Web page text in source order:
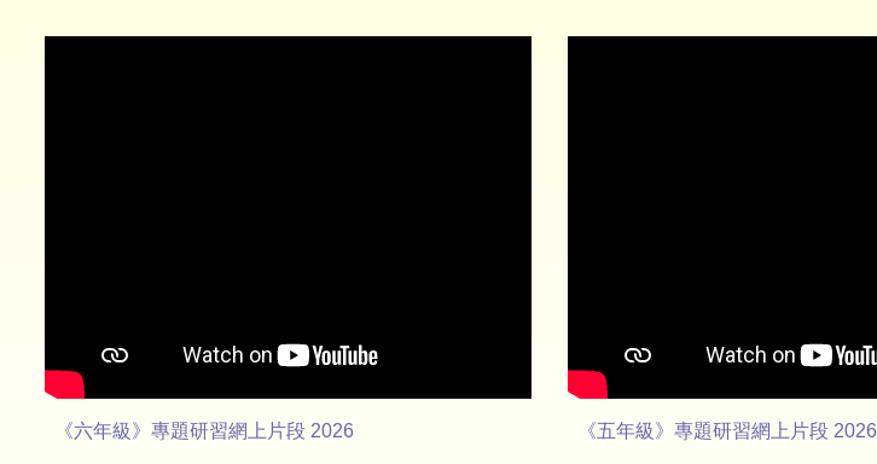
《六年級》專題研習網上片段 2026 《五年級》專題研習網上片段 2026